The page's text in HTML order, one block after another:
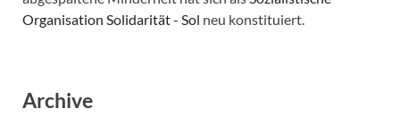
Organisation Solidarität - Sol neu konstituiert.
Archive